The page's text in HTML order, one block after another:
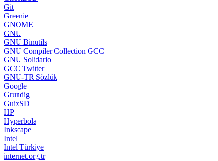
Git
Greenie
GNOME
GNU
GNU Binutils
GNU Compiler Collection GCC
GNU Solidario
GCC Twitter
GNU-TR Sözlük
Google
Grundig
GuixSD
HP
Hyperbola
Inkscape
Intel
Intel Türkiye
internet.org.tr